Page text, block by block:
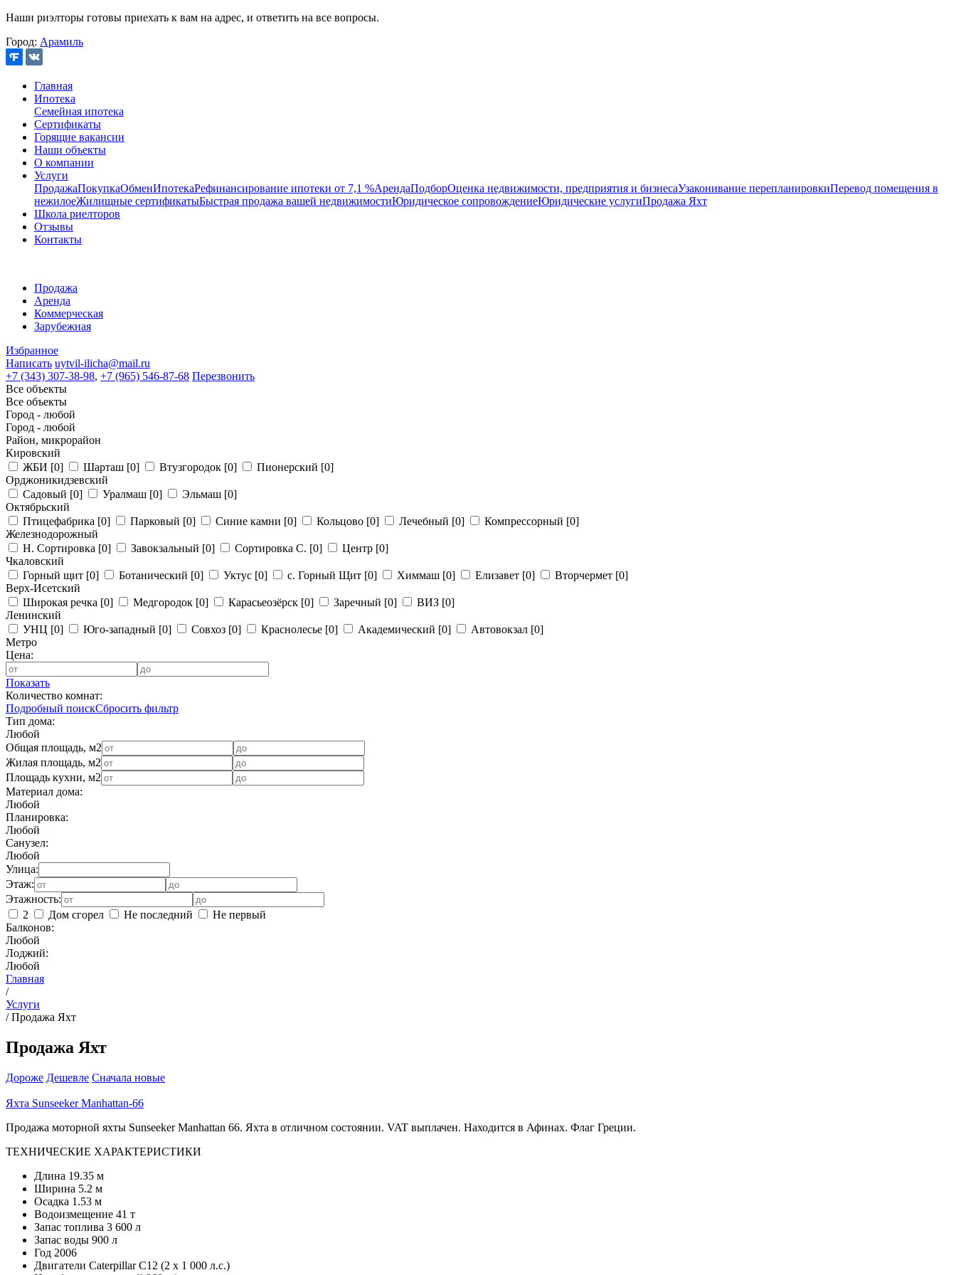
Наши риэлторы готовы приехать к вам на адрес, и ответить на все вопросы.
Город: Арамиль
Главная
Ипотека
Семейная ипотека
Сертификаты
Горящие вакансии
Наши объекты
О компании
Услуги
ПродажаПокупкаОбменИпотекаРефинансирование ипотеки от 7,1 %АрендаПодборОценка недвижимости, предприятия и бизнесаУзаконивание перепланировкиПеревод помещения в
нежилоеЖилищные сертификатыБыстрая продажа вашей недвижимостиЮридическое сопровождениеЮридические услугиПродажа Яхт
Школа риелторов
Отзывы
Контакты
Продажа
Аренда
Коммерческая
Зарубежная
Избранное
Написать uytvil-ilicha@mail.ru
+7 (343) 307-38-98, +7 (965) 546-87-68 Перезвонить
Все объекты
Все объекты
Город - любой
Город - любой
Район, микрорайон
Кировский
ЖБИ [0] Шарташ [0] Втузгородок [0] Пионерский [0]
Орджоникидзевский
Садовый [0] Уралмаш [0] Эльмаш [0]
Октябрьский
Птицефабрика [0] Парковый [0] Синие камни [0] Кольцово [0] Лечебный [0] Компрессорный [0]
Железнодорожный
Н. Сортировка [0] Завокзальный [0] Сортировка С. [0] Центр [0]
Чкаловский
Горный щит [0] Ботанический [0] Уктус [0] с. Горный Щит [0] Химмаш [0] Елизавет [0] Вторчермет [0]
Верх-Исетский
Широкая речка [0] Медгородок [0] Карасьеозёрск [0] Заречный [0] ВИЗ [0]
Ленинский
УНЦ [0] Юго-западный [0] Совхоз [0] Краснолесье [0] Академический [0] Автовокзал [0]
Метро
Цена:
Показать
Количество комнат:
Подробный поискСбросить фильтр
Тип дома:
Любой
Общая площадь, м2
Жилая площадь, м2
Площадь кухни, м2
Материал дома:
Любой
Планировка:
Любой
Санузел:
Любой
Улица:
Этаж:
Этажность:
2
Дом сгорел Не последний
Не первый
Балконов:
Любой
Лоджий:
Любой
Главная
/
Услуги
/Продажа Яхт
Продажа Яхт
Дороже Дешевле Сначала новые
Яхта Sunseeker Manhattan-66
Продажа моторной яхты Sunseeker Manhattan 66. Яхта в отличном состоянии. VAT выплачен. Находится в Афинах. Флаг Греции.
ТЕХНИЧЕСКИЕ ХАРАКТЕРИСТИКИ
Длина 19.35 м
Ширина 5.2 м
Осадка 1.53 м
Водоизмещение 41 т
Запас топлива 3 600 л
Запас воды 900 л
Год 2006
Двигатели Caterpillar C12 (2 х 1 000 л.с.)